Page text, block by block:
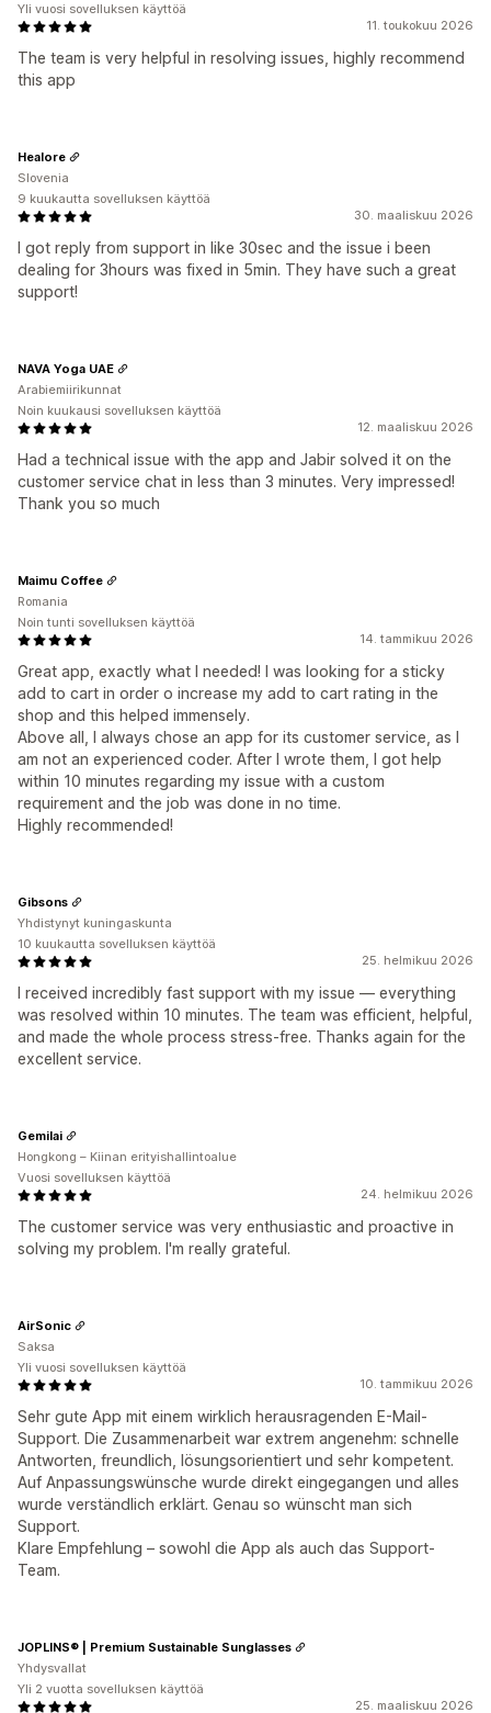
11. toukokuu 2026
The team is very helpful in resolving issues, highly recommend
this app
Yli vuosi sovelluksen käyttöä
30. maaliskuu 2026
I got reply from support in like 30sec and the issue i been
dealing for 3hours was fixed in 5min. They have such a great
support!
Healore
Slovenia
9 kuukautta sovelluksen käyttöä
12. maaliskuu 2026
Had a technical issue with the app and Jabir solved it on the
customer service chat in less than 3 minutes. Very impressed!
Thank you so much
NAVA Yoga UAE
Arabiemiirikunnat
Noin kuukausi sovelluksen käyttöä
14. tammikuu 2026
Great app, exactly what I needed! I was looking for a sticky
add to cart in order o increase my add to cart rating in the
shop and this helped immensely.
Above all, I always chose an app for its customer service, as I
am not an experienced coder. After I wrote them, I got help
within 10 minutes regarding my issue with a custom
requirement and the job was done in no time.
Highly recommended!
Maimu Coffee
Romania
Noin tunti sovelluksen käyttöä
25. helmikuu 2026
I received incredibly fast support with my issue — everything
was resolved within 10 minutes. The team was efficient, helpful,
and made the whole process stress‑free. Thanks again for the
excellent service.
Gibsons
Yhdistynyt kuningaskunta
10 kuukautta sovelluksen käyttöä
24. helmikuu 2026
The customer service was very enthusiastic and proactive in
solving my problem. I'm really grateful.
Gemilai
Hongkong – Kiinan erityishallintoalue
Vuosi sovelluksen käyttöä
10. tammikuu 2026
Sehr gute App mit einem wirklich herausragenden E-Mail-
Support. Die Zusammenarbeit war extrem angenehm: schnelle
Antworten, freundlich, lösungsorientiert und sehr kompetent.
Auf Anpassungswünsche wurde direkt eingegangen und alles
wurde verständlich erklärt. Genau so wünscht man sich
Support.
Klare Empfehlung – sowohl die App als auch das Support-
Team.
AirSonic
Saksa
Yli vuosi sovelluksen käyttöä
25. maaliskuu 2026
JOPLINS® | Premium Sustainable Sunglasses
Yhdysvallat
Yli 2 vuotta sovelluksen käyttöä